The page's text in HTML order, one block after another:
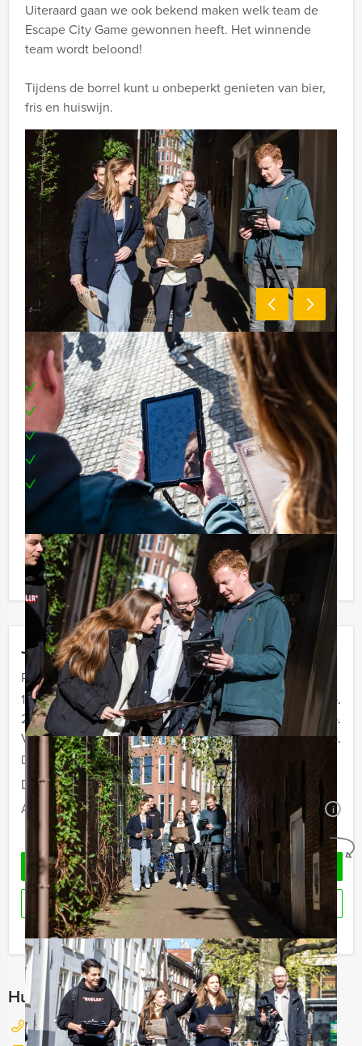
Jouw uitje
Prijs :
12 - 19 personen
€ 59,50 p.p.
20 - 29 personen
€ 56,50 p.p.
Vanaf 30 personen
€ 54,50 p.p.
De prijzen zijn exclusief BTW
Duur:
4 uur
Aantal:
Minimaal 12 personen i
Geheel vrijblijvend
OFFERTE AANVRAGEN
RESERVEREN
Ik heb een vraag over dit uitje
Hulp nodig bij het kiezen?
026 820 03 69
Uiteraard gaan we ook bekend maken welk team de
Escape City Game gewonnen heeft. Het winnende
team wordt beloond!
Tijdens de borrel kunt u onbeperkt genieten van bier,
fris en huiswijn.
Inclusief:
Uitgebreide lunch naar keuze
Professionele begeleiders
Tablets
1 uur onbeperkt bier, fris en huiswijn
Te boeken op uw gewenste dag en tijdstip!
Komt u niet aan het minimale aantal deelnemers voor
dit dagarrangement? Als u bereid bent voor het
minimale aantal te betalen, kunt u ook gewoon voor
minder personen boeken!